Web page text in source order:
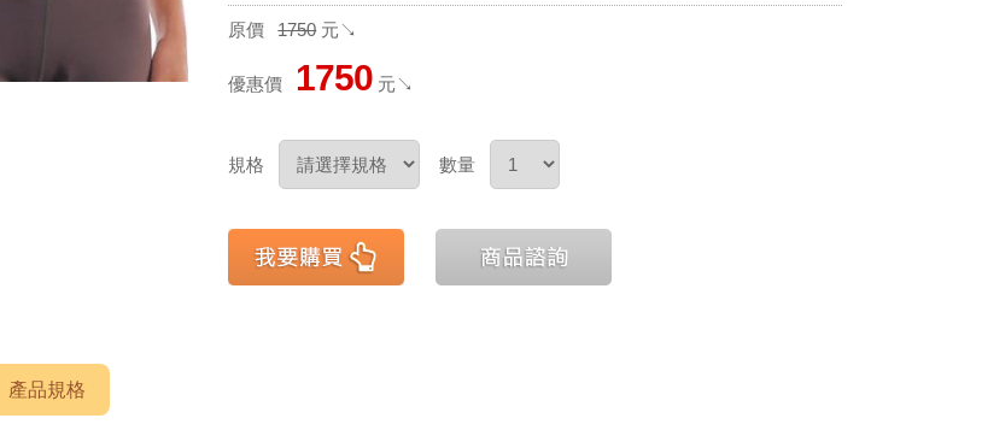
原價 1750元↘
優惠價 1750 元↘
規格 數量
產品規格